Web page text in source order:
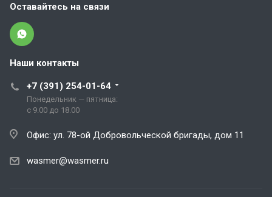
Оставайтесь на связи
Наши контакты
+7 (391) 254-01-64
Понедельник — пятница:
с 9.00 до 18.00
Офис: ул. 78-ой Добровольческой бригады, дом 11
wasmer@wasmer.ru